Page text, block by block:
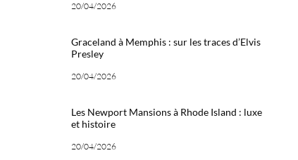
20/04/2026
Graceland à Memphis : sur les traces d’Elvis
Presley
20/04/2026
Les Newport Mansions à Rhode Island : luxe
et histoire
20/04/2026